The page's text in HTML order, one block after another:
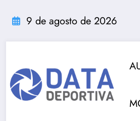
9 de agosto de 2026